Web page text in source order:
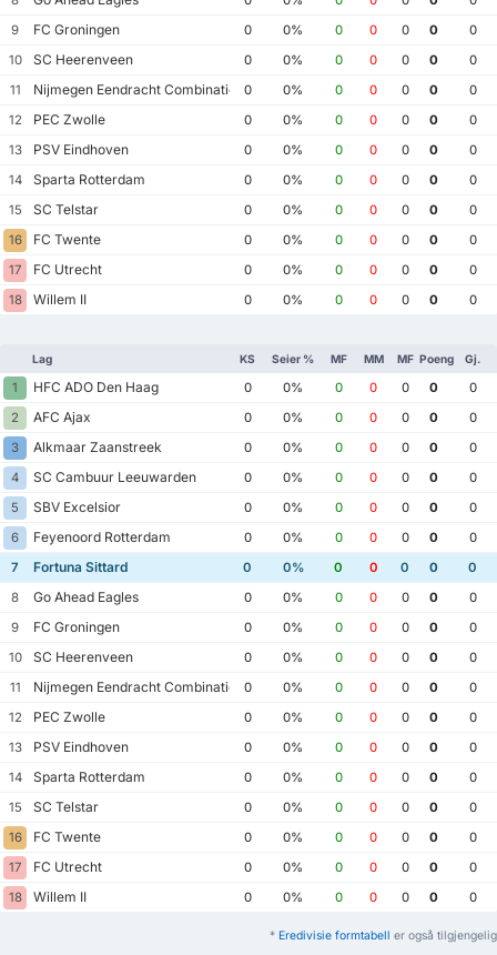
9
FC Groningen 0 0% 0 0 0 0
0
10
SC Heerenveen 0 0% 0 0 0 0
0
11
Nijmegen Eendracht Combinatie 0 0% 0 0 0 0
0
12
PEC Zwolle 0 0% 0 0 0 0
0
13
PSV Eindhoven 0 0% 0 0 0 0
0
14
Sparta Rotterdam 0 0% 0 0 0 0
0
15
SC Telstar 0 0% 0 0 0 0
0
16
FC Twente 0 0% 0 0 0 0
0
17
FC Utrecht 0 0% 0 0 0 0
0
18
Willem II 0 0% 0 0 0 0 0
Lag KS Seier % MF MM MF Poeng Gj.
1 HFC ADO Den Haag 0 0% 0 0 0 0
0
2
AFC Ajax 0 0% 0 0 0 0
0
3
Alkmaar Zaanstreek 0 0% 0 0 0 0
0
4
SC Cambuur Leeuwarden 0 0% 0 0 0 0
0
5
SBV Excelsior 0 0% 0 0 0 0
0
6
Feyenoord Rotterdam 0 0% 0 0 0 0
0
7
Fortuna Sittard 0 0% 0 0 0 0
0
8
Go Ahead Eagles 0 0% 0 0 0 0
0
9
FC Groningen 0 0% 0 0 0 0
0
10
SC Heerenveen 0 0% 0 0 0 0
0
11
Nijmegen Eendracht Combinatie 0 0% 0 0 0 0
0
12
PEC Zwolle 0 0% 0 0 0 0
0
13
PSV Eindhoven 0 0% 0 0 0 0
0
14
Sparta Rotterdam 0 0% 0 0 0 0
0
15
SC Telstar 0 0% 0 0 0 0
0
16
FC Twente 0 0% 0 0 0 0
0
17
FC Utrecht 0 0% 0 0 0 0
0
18
Willem II 0 0% 0 0 0 0 0
* Eredivisie formtabell er også tilgjengelig